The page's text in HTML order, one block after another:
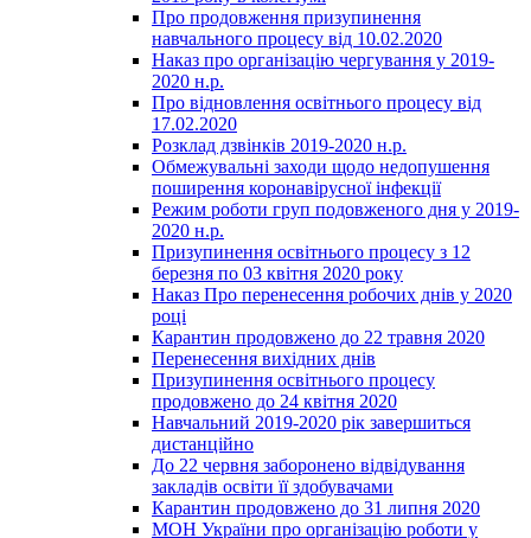
Про продовження призупинення
навчального процесу від 10.02.2020
Наказ про організацію чергування у 2019-
2020 н.р.
Про відновлення освітнього процесу від
17.02.2020
Розклад дзвінків 2019-2020 н.р.
Обмежувальні заходи щодо недопушення
поширення коронавірусної інфекції
Режим роботи груп подовженого дня у 2019-
2020 н.р.
Призупинення освітнього процесу з 12
березня по 03 квітня 2020 року
Наказ Про перенесення робочих днів у 2020
році
Карантин продовжено до 22 травня 2020
Перенесення вихідних днів
Призупинення освітнього процесу
продовжено до 24 квітня 2020
Навчальний 2019-2020 рік завершиться
дистанційно
До 22 червня заборонено відвідування
закладів освіти її здобувачами
Карантин продовжено до 31 липня 2020
МОН України про організацію роботи у